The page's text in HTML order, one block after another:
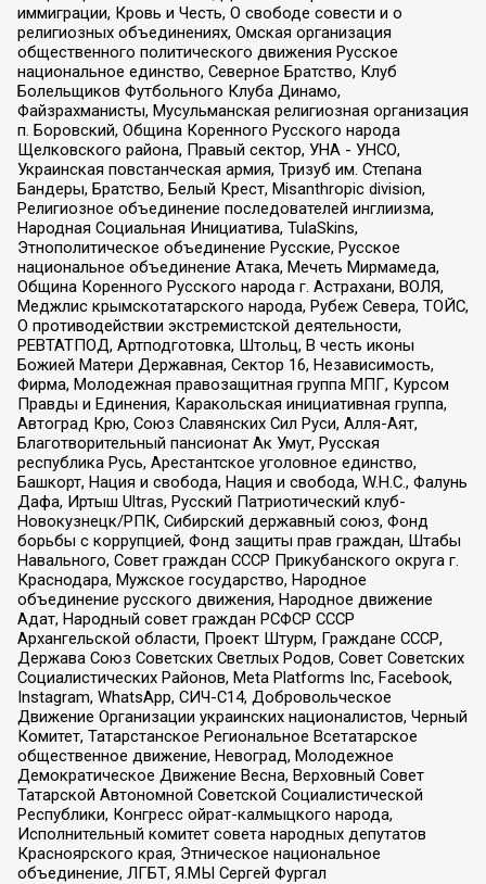
иммиграции, Кровь и Честь, О свободе совести и о
религиозных объединениях, Омская организация
общественного политического движения Русское
национальное единство, Северное Братство, Клуб
Болельщиков Футбольного Клуба Динамо,
Файзрахманисты, Мусульманская религиозная организация
п. Боровский, Община Коренного Русского народа
Щелковского района, Правый сектор, УНА - УНСО,
Украинская повстанческая армия, Тризуб им. Степана
Бандеры, Братство, Белый Крест, Misanthropic division,
Религиозное объединение последователей инглиизма,
Народная Социальная Инициатива, TulaSkins,
Этнополитическое объединение Русские, Русское
национальное объединение Атака, Мечеть Мирмамеда,
Община Коренного Русского народа г. Астрахани, ВОЛЯ,
Меджлис крымскотатарского народа, Рубеж Севера, ТОЙС,
О противодействии экстремистской деятельности,
РЕВТАТПОД, Артподготовка, Штольц, В честь иконы
Божией Матери Державная, Сектор 16, Независимость,
Фирма, Молодежная правозащитная группа МПГ, Курсом
Правды и Единения, Каракольская инициативная группа,
Автоград Крю, Союз Славянских Сил Руси, Алля-Аят,
Благотворительный пансионат Ак Умут, Русская
республика Русь, Арестантское уголовное единство,
Башкорт, Нация и свобода, Нация и свобода, W.H.С., Фалунь
Дафа, Иртыш Ultras, Русский Патриотический клуб-
Новокузнецк/РПК, Сибирский державный союз, Фонд
борьбы с коррупцией, Фонд защиты прав граждан, Штабы
Навального, Совет граждан СССР Прикубанского округа г.
Краснодара, Мужское государство, Народное
объединение русского движения, Народное движение
Адат, Народный совет граждан РСФСР СССР
Архангельской области, Проект Штурм, Граждане СССР,
Держава Союз Советских Светлых Родов, Совет Советских
Социалистических Районов, Meta Platforms Inc, Facebook,
Instagram, WhatsApp, СИЧ-С14, Добровольческое
Движение Организации украинских националистов, Черный
Комитет, Татарстанское Региональное Всетатарское
общественное движение, Невоград, Молодежное
Демократическое Движение Весна, Верховный Совет
Татарской Автономной Советской Социалистической
Республики, Конгресс ойрат-калмыцкого народа,
Исполнительный комитет совета народных депутатов
Красноярского края, Этническое национальное
объединение, ЛГБТ, Я.МЫ Сергей Фургал